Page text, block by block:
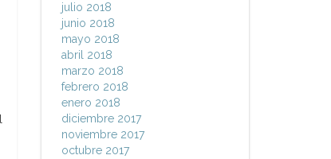
julio 2018
junio 2018
mayo 2018
abril 2018
marzo 2018
febrero 2018
enero 2018
diciembre 2017
noviembre 2017
octubre 2017